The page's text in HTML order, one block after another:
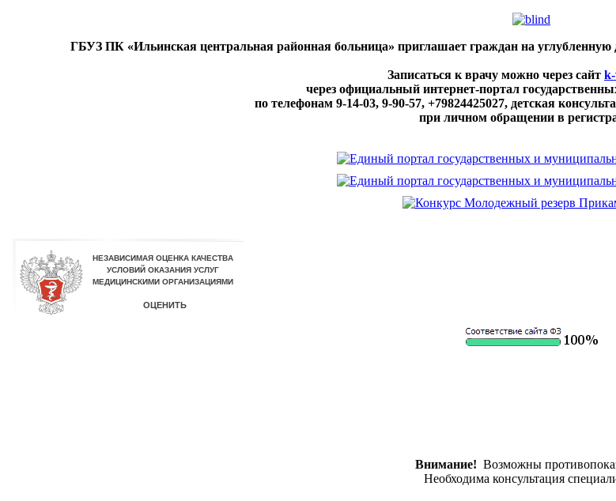
ГБУЗ ПК «Ильинская центральная районная больница» приглашает граждан на
Записаться к врачу можно через сайт
через официальный интернет-портал
по телефонам 9-14-03, 9-90-57, +79824425027, детская
при личном обращении в
Внимание! Возможны
Необходима консультация